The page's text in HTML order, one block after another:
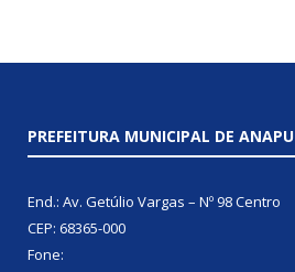
PREFEITURA MUNICIPAL DE ANAPU
End.: Av. Getúlio Vargas – Nº 98 Centro
CEP: 68365-000
Fone: